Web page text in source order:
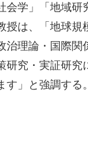
学」「地域研
は、「地球規
理論・国際関
研究・実証研究
」と強調する。